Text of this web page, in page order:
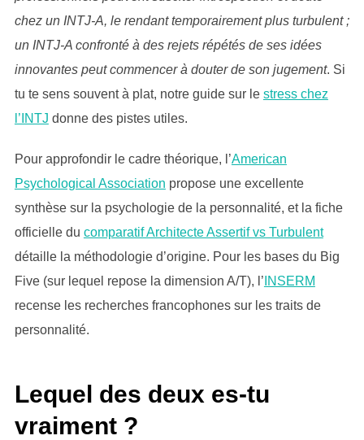
chez un INTJ-A, le rendant temporairement plus turbulent ;
un INTJ-A confronté à des rejets répétés de ses idées
innovantes peut commencer à douter de son jugement. Si
tu te sens souvent à plat, notre guide sur le stress chez
l’INTJ donne des pistes utiles.
Pour approfondir le cadre théorique, l’American
Psychological Association propose une excellente
synthèse sur la psychologie de la personnalité, et la fiche
officielle du comparatif Architecte Assertif vs Turbulent
détaille la méthodologie d’origine. Pour les bases du Big
Five (sur lequel repose la dimension A/T), l’ INSERM
recense les recherches francophones sur les traits de
personnalité.
Lequel des deux es-tu
vraiment ?